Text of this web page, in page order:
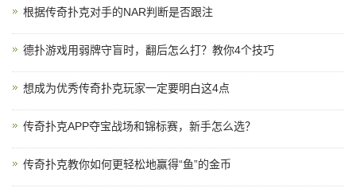
根据传奇扑克对手的NAR判断是否跟注
德扑游戏用弱牌守盲时，翻后怎么打？教你4个技巧
想成为优秀传奇扑克玩家一定要明白这4点
传奇扑克APP夺宝战场和锦标赛，新手怎么选？
传奇扑克教你如何更轻松地赢得“鱼”的金币